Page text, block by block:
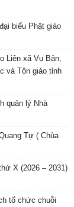
biểu Phật giáo
Liên xã Vụ Bản,
và Tôn giáo tỉnh
quản lý Nhà
Tự ( Chùa
X (2026 – 2031)
tổ chức chuỗi